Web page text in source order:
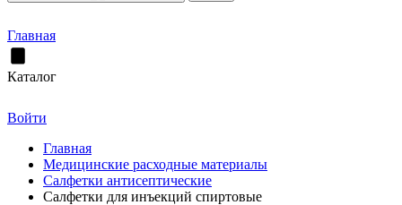
Главная
Каталог
Войти
Главная
Медицинские расходные материалы
Салфетки антисептические
Салфетки для инъекций спиртовые